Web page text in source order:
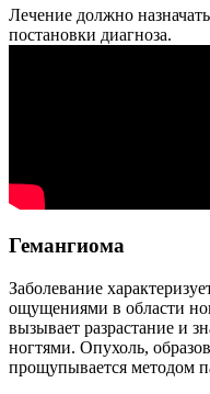
Лечение должно
постановки диагноза.
Гемангиома
Заболевание
ощущениями в области
вызывает разрастание и
ногтями. Опухоль,
прощупывается методом